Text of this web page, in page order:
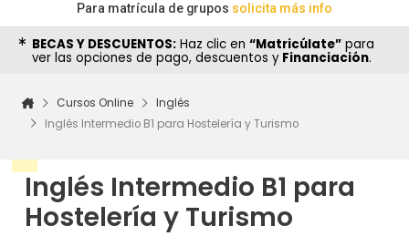
Inglés Intermedio B1 para
Hostelería y Turismo
Para matrícula de grupos solicita más info
BECAS Y DESCUENTOS: Haz clic en “Matricúlate” para
ver las opciones de pago, descuentos y Financiación.
Cursos Online
Inglés
Inglés Intermedio B1 para Hostelería y Turismo